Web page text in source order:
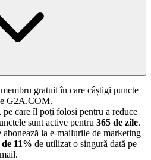
gratuit în care câștigi puncte
G2A.COM.
pe care îl poți folosi pentru a reduce
sunt active pentru 365 de zile.
abonează la e-mailurile de marketing
11% de utilizat o singură dată pe